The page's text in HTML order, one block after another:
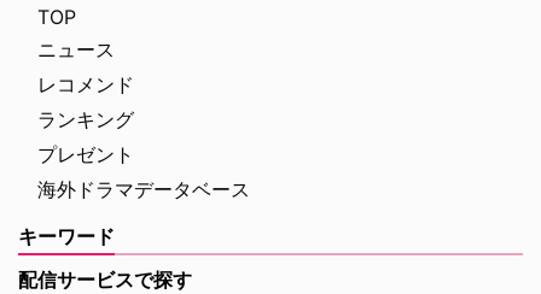
の家族”がどのように逃げ延びる
…
TOP
ニュース
レコメンド
ランキング
プレゼント
海外ドラマデータベース
キーワード
配信サービスで探す